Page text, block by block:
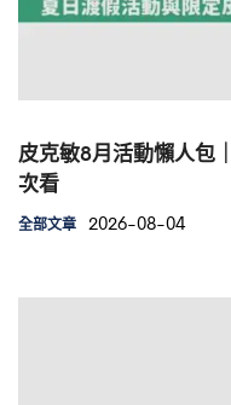
皮克敏8月活動懶人包
次看
全部文章 2026-08-04